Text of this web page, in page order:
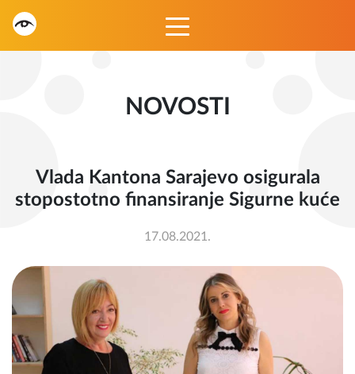
NOVOSTI
Vlada Kantona Sarajevo osigurala
stopostotno finansiranje Sigurne kuće
17.08.2021.